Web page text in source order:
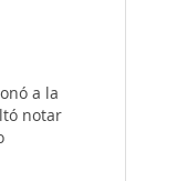
a la
notar